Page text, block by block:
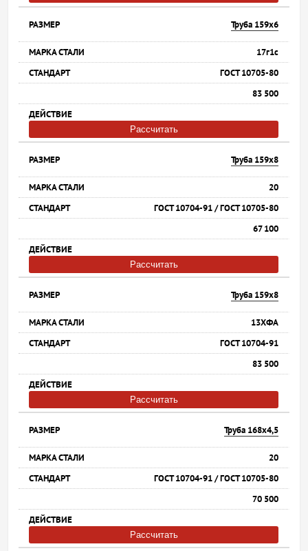
Труба 159х6
17г1с
ГОСТ 10705-80
83 500
Рассчитать
Труба 159х8
20
ГОСТ 10704-91 / ГОСТ 10705-80
67 100
Рассчитать
Труба 159х8
13ХФА
ГОСТ 10704-91
83 500
Рассчитать
Труба 168х4,5
20
ГОСТ 10704-91 / ГОСТ 10705-80
70 500
Рассчитать